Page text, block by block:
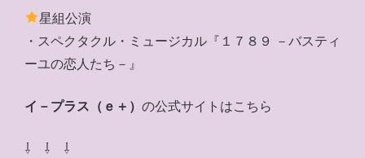
星組公演
・スペクタクル・ミュージカル『１７８９ －バスティ
ーユの恋人たち－』
イ－プラス（ｅ＋） の公式サイトはこちら
⇩ ⇩ ⇩